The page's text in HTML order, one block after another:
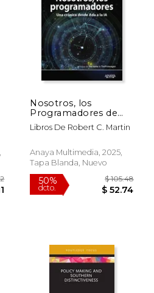
Nosotros, los
Programadores de
Robert c.
Martin(Anaya
Libros De Robert C. Martin
Anaya Multimedia, 2025,
Tapa Blanda, Nuevo